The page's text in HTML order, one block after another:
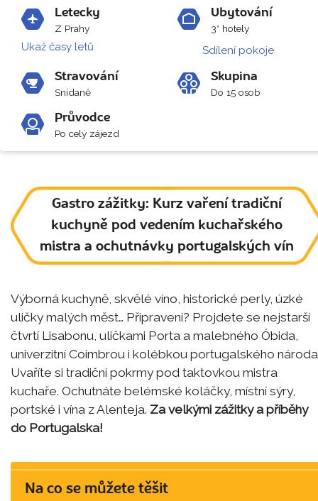
Letecky
Z Prahy
Ukaž časy letů
Ubytování
3* hotely
Sdílení pokoje
Stravování
Snídaně
Skupina
Do 15 osob
Průvodce
Po celý zájezd
Gastro zážitky: Kurz vaření tradiční
kuchyně pod vedením kuchařského
mistra a ochutnávky portugalských vín
Výborná kuchyně, skvělé víno, historické perly, úzké
uličky malých měst… Připraveni? Projdete se nejstarší
čtvrtí Lisabonu, uličkami Porta a malebného Óbida,
univerzitní Coimbrou i kolébkou portugalského
Uvaříte si tradiční pokrmy pod taktovkou mistra
kuchaře. Ochutnáte belémské koláčky, místní sýry,
portské i vína z Alenteja. Za velkými zážitky a příběhy
do Portugalska!
Na co se můžete těšit